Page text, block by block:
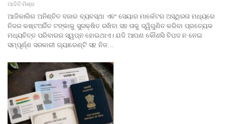
ଆଦିତି ମିଶ୍ର
ଆଜିକାଲିର ଅନିଶ୍ଚିତ ବଜାର ବ୍ୟବସ୍ଥା ଏବଂ ସେୟାର ମାର୍କେଟର ଅସ୍ଥିରତା ମଧ୍ୟରେ
ନିଜର କଷ୍ଟଅର୍ଜିତ ଟଙ୍କାକୁ ସୁରକ୍ଷିତ ରଖିବା ସହ ତାକୁ ଦ୍ୱିଗୁଣିତ କରିବା ପ୍ରତ୍ୟେକ
ମଧ୍ୟବିତ୍ତ ପରିବାରର ସ୍ୱପ୍ନ ହୋଇଥାଏ। ଯଦି ଆପଣ କୌଣସି ବିପଦ ନ ନେଇ
ସମ୍ପୂର୍ଣ୍ଣ ସରକାରୀ ଗ୍ୟାରେଣ୍ଟି ସହ ନିଜ…